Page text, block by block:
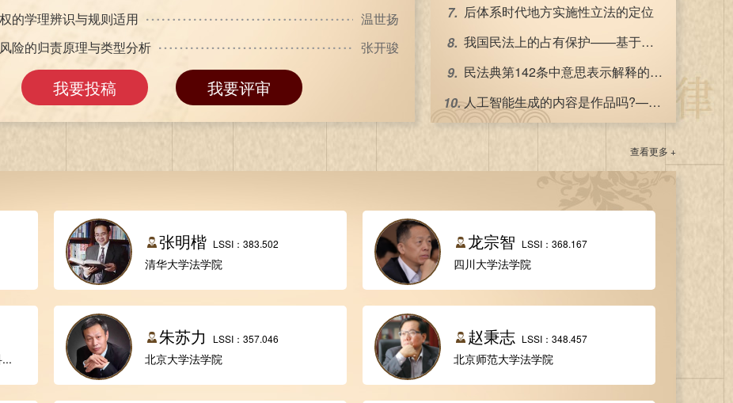
情对象范畴的规范关系与理性识别
陈伟 陈伟
色宪法监督制度的合宪性审查
范进学
我要投稿 我要评审
后体系时代地方实施性立法的定位
我国民法上的占有保护——基于人民法院占有保护案例的实证分析
民法典第142条中意思表示解释的边界
人工智能生成的内容是作品吗?——以学术规范和著作权法的关系为视角
查看更多 +
张明楷 LSSI：383.502
清华大学法学院
龙宗智 LSSI：368.167
四川大学法学院
朱苏力 LSSI：357.046
北京大学法学院
赵秉志 LSSI：348.457
北京师范大学法学院